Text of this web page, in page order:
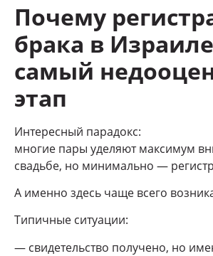
Почему
брака в
самый
этап
Интересный парадокс:
многие пары уделяют максимум
свадьбе, но минимально —
А именно здесь чаще всего
Типичные ситуации:
— свидетельство получено, но